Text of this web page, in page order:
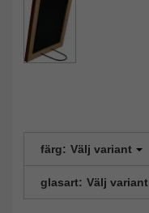
färg: Välj variant
glasart: Välj variant